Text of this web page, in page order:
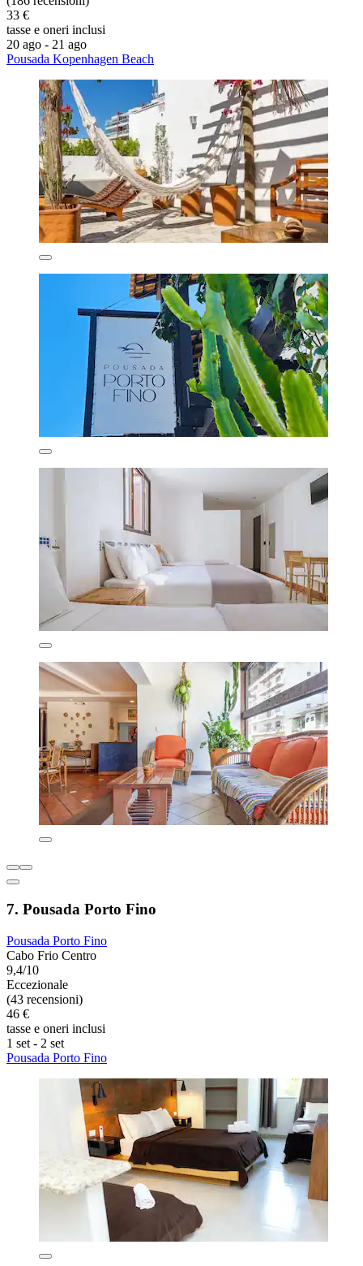
33 €
tasse e oneri inclusi
20 ago - 21 ago
Pousada Kopenhagen Beach
7. Pousada Porto Fino
Pousada Porto Fino
Cabo Frio Centro
9,4/10
Eccezionale
(43 recensioni)
46 €
tasse e oneri inclusi
1 set - 2 set
Pousada Porto Fino